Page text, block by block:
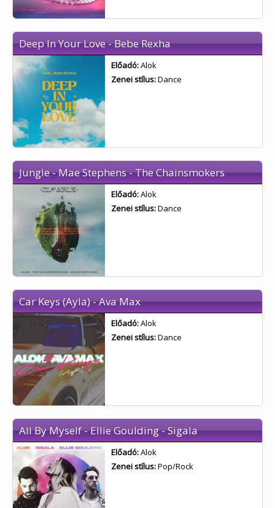
Deep In Your Love - Bebe Rexha
Előadó:Alok
Zenei stílus:Dance
Jungle - Mae Stephens - The Chainsmokers
Előadó:Alok
Zenei stílus:Dance
Car Keys (Ayla) - Ava Max
Előadó:Alok
Zenei stílus:Dance
All By Myself - Ellie Goulding - Sigala
Előadó:Alok
Zenei stílus:Pop/Rock